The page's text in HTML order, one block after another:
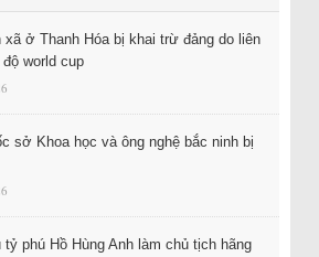
xã ở Thanh Hóa bị khai trừ đảng do liên
world cup
sở Khoa học và ông nghệ bắc ninh bị
tỷ phú Hồ Hùng Anh làm chủ tịch hãng